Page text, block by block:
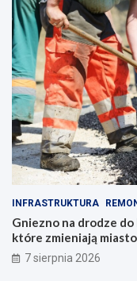
INFRASTRUKTURA
Gniezno na drodze
które zmieniają miasto
7 sierpnia 2026